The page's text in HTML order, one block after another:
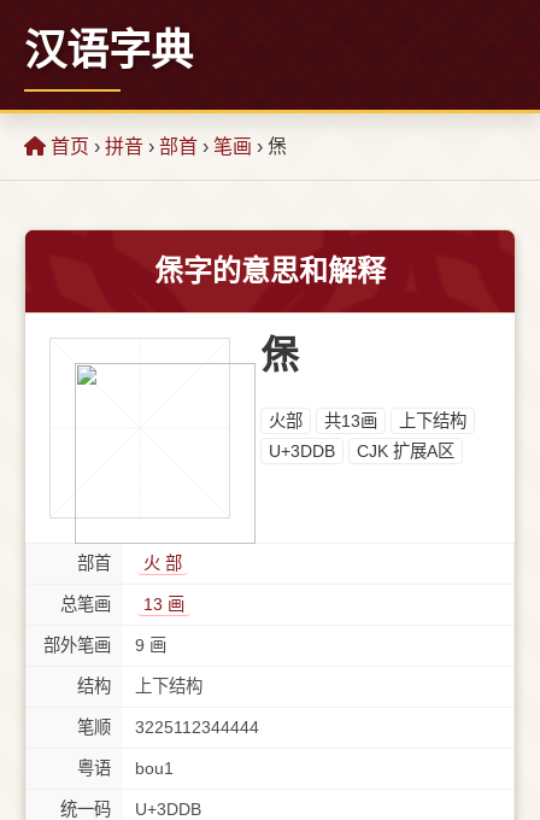
汉语字典
首页 › 拼音 › 部首 › 笔画 › 㷛
㷛字的意思和解释
㷛
⽕部 共13画
上下结构
U+3DDB
CJK 扩展A区
部首 ⽕ 部
总笔画 13 画
部外笔画 9 画
结构 上下结构
笔顺 3225112344444
粤语 bou1
统一码 U+3DDB